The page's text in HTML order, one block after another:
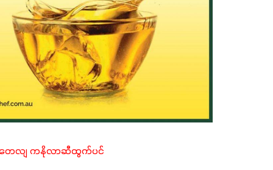
တေလျ ကနိုလာဆီထွက်ပင်